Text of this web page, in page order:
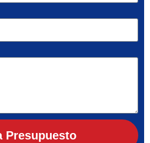
Presupuesto